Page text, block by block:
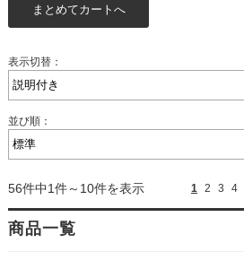
表示切替：
並び順：
56件中1件～10件を表示 1 2 3 4
商品一覧